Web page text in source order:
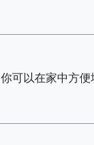
你可以在家中方便